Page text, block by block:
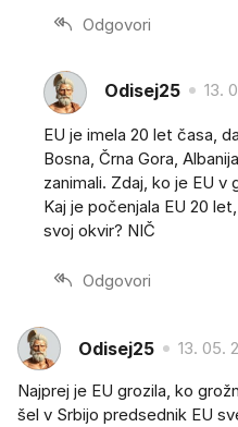
Odgovori
Odisej25 13.
EU je imela 20 let časa,
Bosna, Črna Gora,
zanimali. Zdaj, ko je EU
Kaj je počenjala EU 20
svoj okvir? NIČ
Odgovori
Odisej25 13. 05.
Najprej je EU grozila, ko
šel v Srbijo predsednik EU